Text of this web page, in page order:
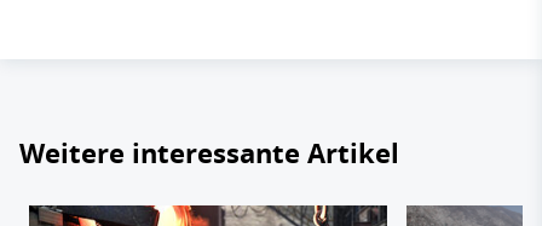
Weitere interessante Artikel